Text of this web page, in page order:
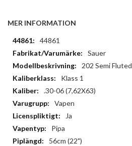
MER INFORMATION
Mer
information
44861
Sauer
202 Semi Fluted
Klass 1
.30-06 (7,62X63)
Vapen
Ja
Pipa
56cm (22")